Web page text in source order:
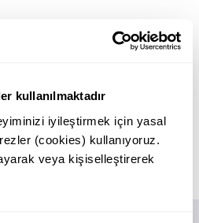
kullanılmaktadır
iyileştirmek için yasal
(cookies) kullanıyoruz.
veya kişiselleştirerek